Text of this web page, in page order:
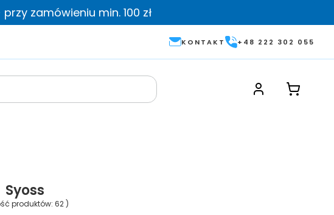
zamówieniu min. 100 zł
KONTAKT +48 222 302 055
Syoss
produktów: 62)